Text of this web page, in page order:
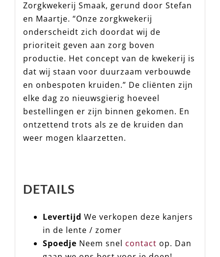
Zorgkwekerij Smaak, gerund door Stefan
en Maartje. “Onze zorgkwekerij
onderscheidt zich doordat wij de
prioriteit geven aan zorg boven
productie. Het concept van de kwekerij is
dat wij staan voor duurzaam verbouwde
en onbespoten kruiden.” De cliënten zijn
elke dag zo nieuwsgierig hoeveel
bestellingen er zijn binnen gekomen. En
ontzettend trots als ze de kruiden dan
weer mogen klaarzetten.
DETAILS
Levertijd We verkopen deze kanjers
in de lente / zomer
Spoedje Neem snel contact op. Dan